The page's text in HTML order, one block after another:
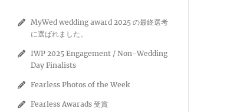
MyWed wedding award 2025 の最終選考
に選ばれました。
IWP 2025 Engagement / Non-Wedding
Day Finalists
Fearless Photos of the Week
Fearless Awarads 受賞